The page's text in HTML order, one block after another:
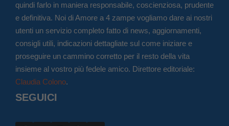
quindi farlo in maniera responsabile, coscienziosa, prudente
e definitiva. Noi di Amore a 4 zampe vogliamo dare ai nostri
utenti un servizio completo fatto di news, aggiornamenti,
consigli utili, indicazioni dettagliate sul come iniziare e
proseguire un cammino corretto per il resto della vita
insieme al vostro più fedele amico. Direttore editoriale:
Claudia Colono.
SEGUICI